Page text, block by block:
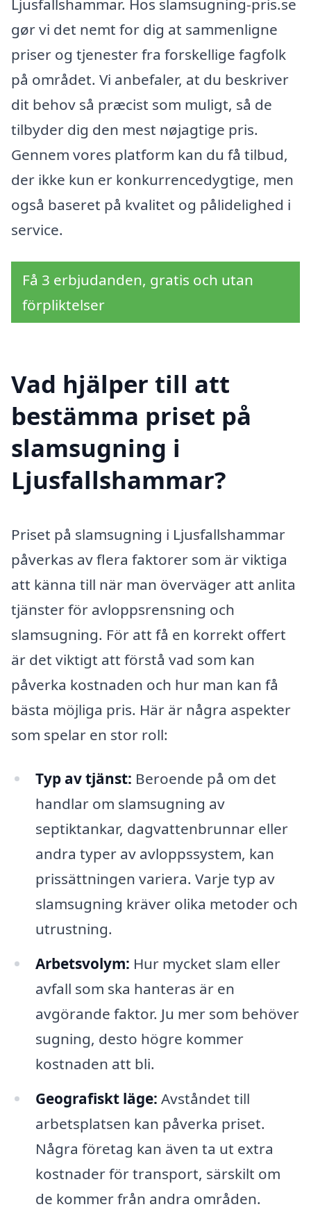
Ljusfallshammar. Hos slamsugning-pris.se
gør vi det nemt for dig at sammenligne
priser og tjenester fra forskellige fagfolk
på området. Vi anbefaler, at du beskriver
dit behov så præcist som muligt, så de
tilbyder dig den mest nøjagtige pris.
Gennem vores platform kan du få tilbud,
der ikke kun er konkurrencedygtige, men
også baseret på kvalitet og pålidelighed i
service.
Få 3 erbjudanden, gratis och utan
förpliktelser
Vad hjälper till att
bestämma priset på
slamsugning i
Ljusfallshammar?
Priset på slamsugning i Ljusfallshammar
påverkas av flera faktorer som är viktiga
att känna till när man överväger att anlita
tjänster för avloppsrensning och
slamsugning. För att få en korrekt offert
är det viktigt att förstå vad som kan
påverka kostnaden och hur man kan få
bästa möjliga pris. Här är några aspekter
som spelar en stor roll:
Typ av tjänst: Beroende på om det
handlar om slamsugning av
septiktankar, dagvattenbrunnar eller
andra typer av avloppssystem, kan
prissättningen variera. Varje typ av
slamsugning kräver olika metoder och
utrustning.
Arbetsvolym: Hur mycket slam eller
avfall som ska hanteras är en
avgörande faktor. Ju mer som behöver
sugning, desto högre kommer
kostnaden att bli.
Geografiskt läge: Avståndet till
arbetsplatsen kan påverka priset.
Några företag kan även ta ut extra
kostnader för transport, särskilt om
de kommer från andra områden.